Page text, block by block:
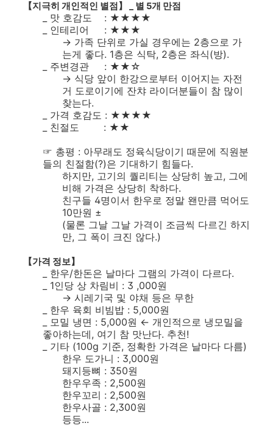
【지극히 개인적인 별점】 _ 별 5개 만점
_ 맛 호감도 : ★★★★
_ 인테리어 : ★★★
→ 가족 단위로 가실 경우에는 2층으로 가
는게 좋다. 1층은 식탁, 2층은 좌식(방).
_ 주변경관 : ★★☆
→ 식당 앞이 한강으로부터 이어지는 자전
거 도로이기에 잔챠 라이더분들이 참 많이
찾는다.
_ 가격 호감도 : ★★★★
_ 친절도 : ★★
☞ 총평 : 아무래도 정육식당이기 때문에 직원분
들의 친절함(?)은 기대하기 힘들다.
하지만, 고기의 퀄리티는 상당히 높고, 그에
비해 가격은 상당히 착하다.
친구들 4명이서 한우로 정말 왠만큼 먹어도
10만원 ±
(물론 그날 그날 가격이 조금씩 다르긴 하지
만, 그 폭이 크진 않다.)
【가격 정보】
_ 한우/한돈은 날마다 그램의 가격이 다르다.
_ 1인당 상 차림비 : 3 ,000원
→ 시레기국 및 야채 등은 무한
_ 한우 육회 비빔밥 : 5,000원
_ 모밀 냉면 : 5,000원 ← 개인적으로 냉모밀을
좋아하는데, 여기 참 맛난다. 추천!
_ 기타 (100g 기준, 정확한 가격은 날마다 다름)
한우 도가니 : 3,000원
돼지등뼈 : 350원
한우우족 : 2,500원
한우꼬리 : 2,500원
한우사골 : 2,300원
등등...